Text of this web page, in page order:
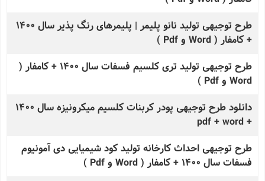
طرح توجیهی تولید نانو پلیمر | پلیمرهای رنگ پذیر سال 1400
+ کامفار ( Word و Pdf )
طرح توجیهی تولید تری كلسیم فسفات سال 1400 + کامفار (
Word و Pdf )
دانلود طرح توجیهی پودر کربنات کلسیم میکرونیزه سال 1400
+ pdf + word
طرح توجیهی احداث کارخانه تولید کود شیمیایی دی آمونیوم
فسفات سال 1400 + کامفار ( Word و Pdf )